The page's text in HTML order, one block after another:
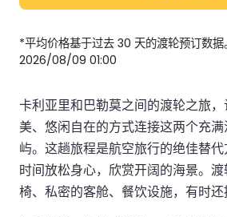
*平均价格基于过去 30 天的渡轮预订数据
2026/08/09 01:00
卡利亚里和巴勒莫之间的渡轮之旅
美、悠闲自在的方式连接这两个充
屿。这趟旅程是航空旅行的绝佳替
时间放松身心，欣赏开阔的海景。
椅、私密的客舱、餐饮设施，有时还